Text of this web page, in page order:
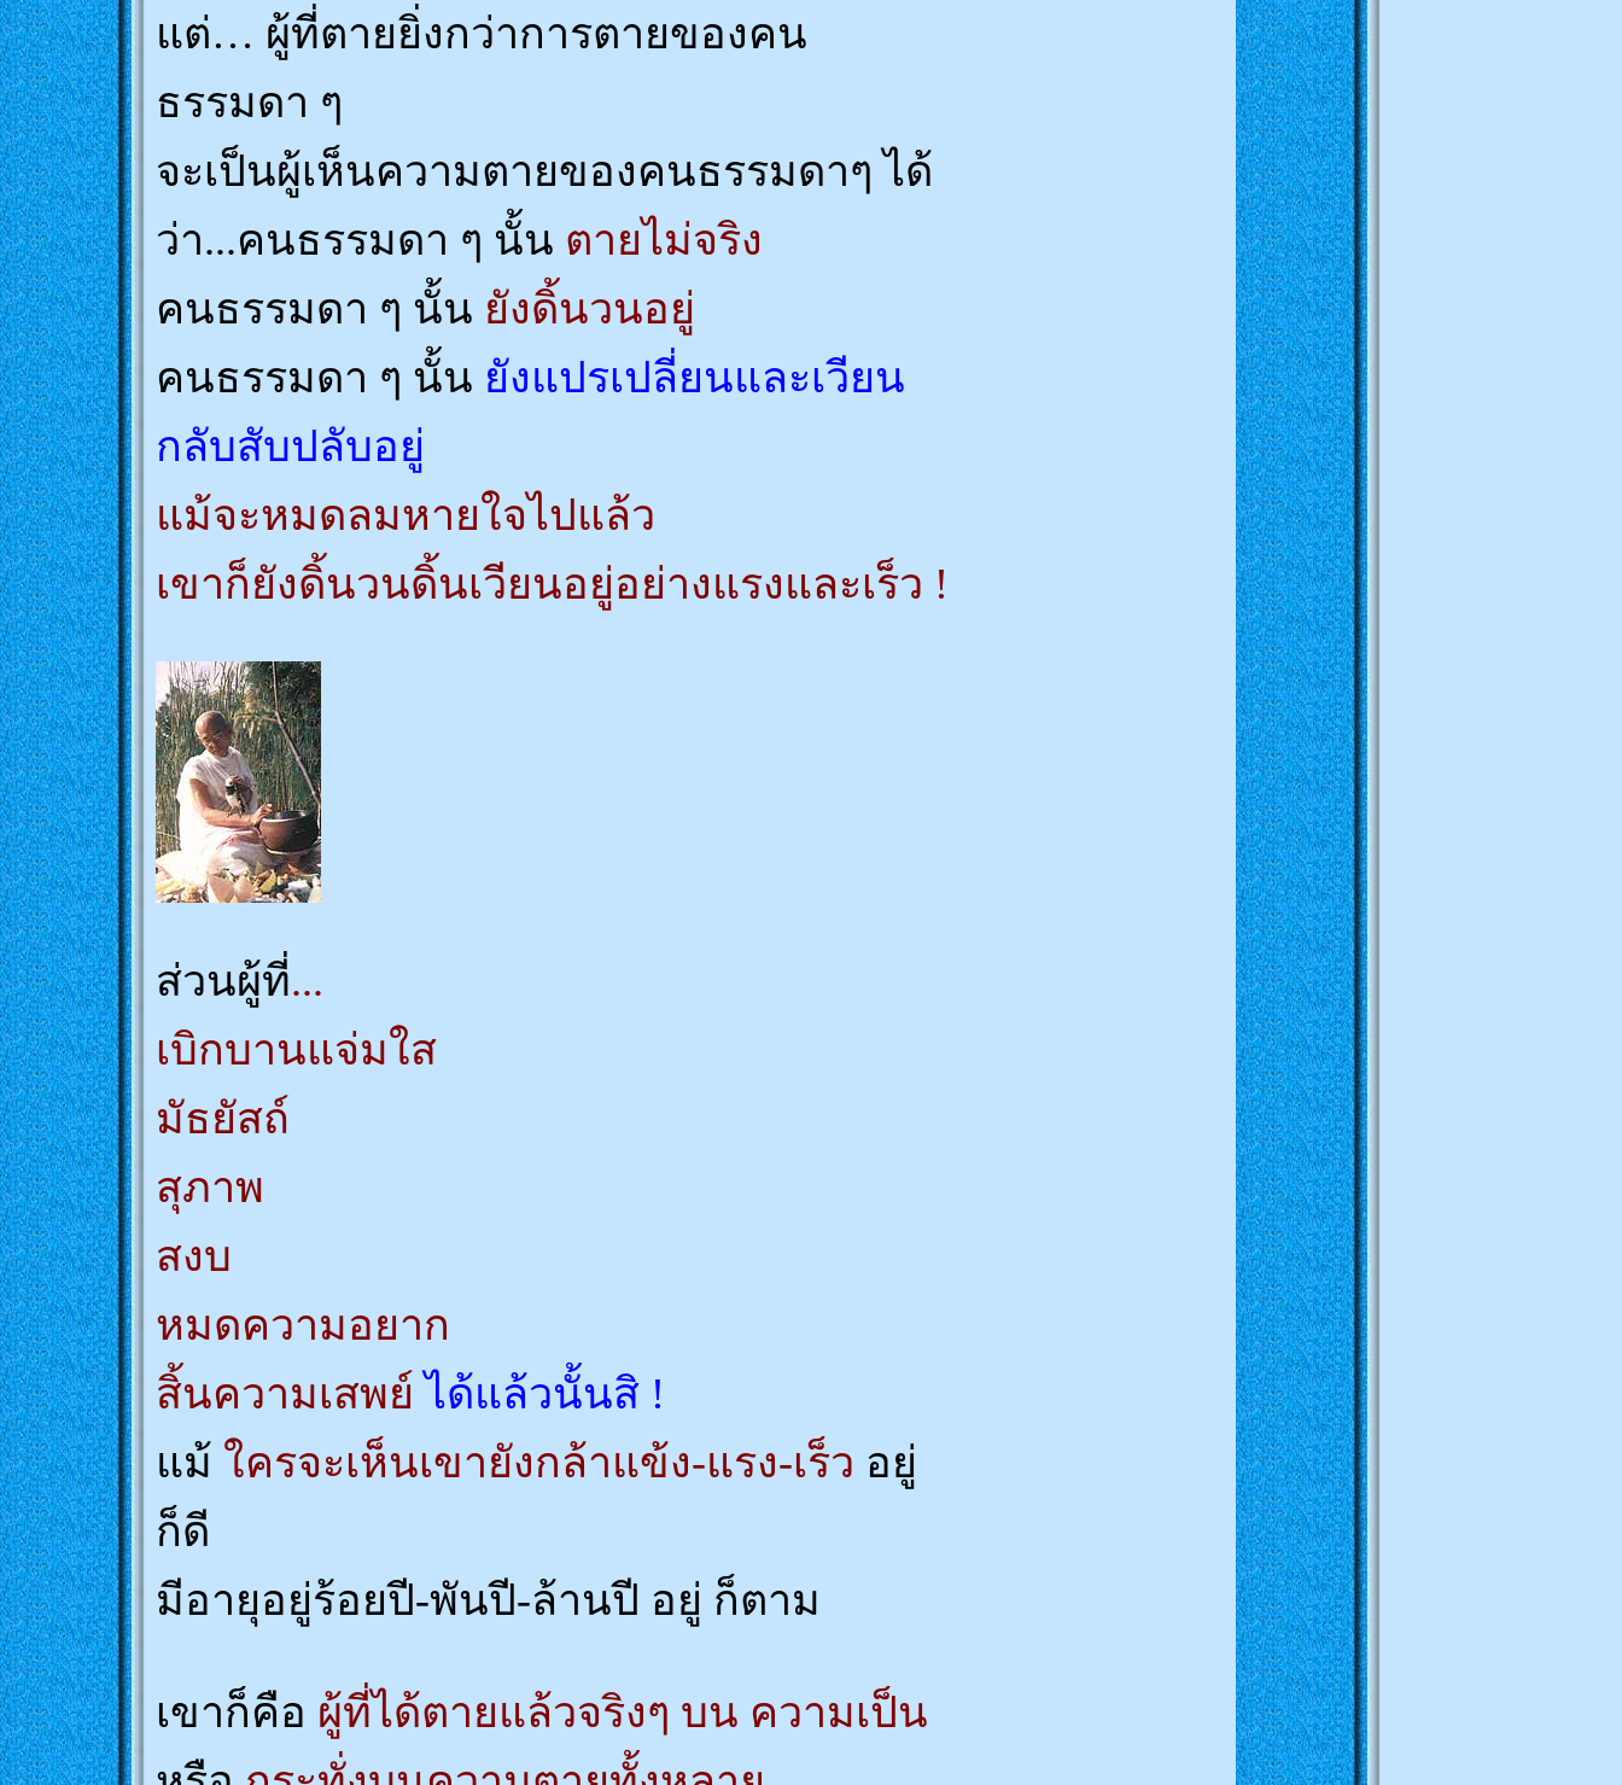
แต่… ผู้ที่ตายยิ่งกว่าการตายของคน
ธรรมดา ๆ
จะเป็นผู้เห็นความตายของคนธรรมดาๆ ได้
ว่า...คนธรรมดา ๆ นั้น ตายไม่จริง
คนธรรมดา ๆ นั้น ยังดิ้นวนอยู่
คนธรรมดา ๆ นั้น ยังแปรเปลี่ยนและเวียน
กลับสับปลับอยู่
แม้จะหมดลมหายใจไปแล้ว
เขาก็ยังดิ้นวนดิ้นเวียนอยู่อย่างแรงและเร็ว !
ส่วนผู้ที่...
เบิกบานแจ่มใส
มัธยัสถ์
สุภาพ
สงบ
หมดความอยาก
สิ้นความเสพย์ ได้แล้วนั้นสิ !
แม้ ใครจะเห็นเขายังกล้าแข้ง-แรง-เร็ว อยู่
ก็ดี
มีอายุอยู่ร้อยปี-พันปี-ล้านปี อยู่ ก็ตาม
เขาก็คือ ผู้ที่ได้ตายแล้วจริงๆ บน ความเป็น